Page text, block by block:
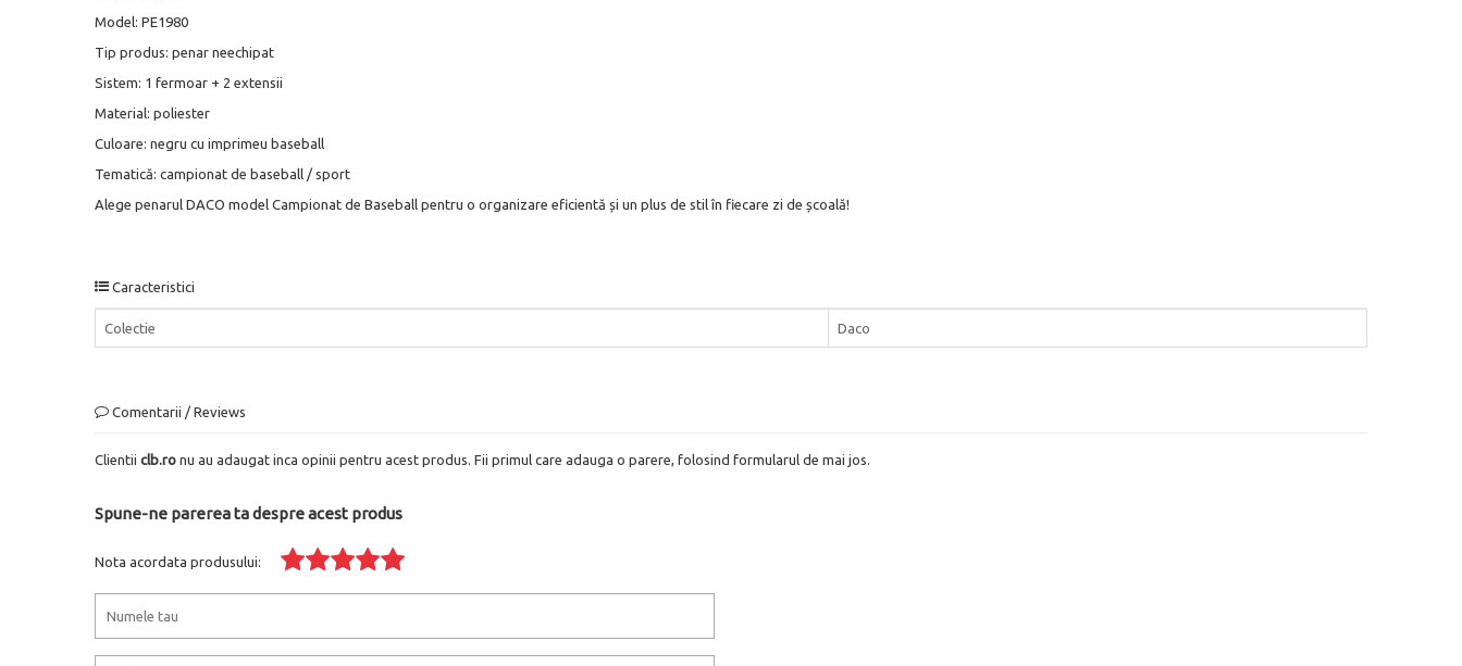
Model: PE1980
Tip produs: penar neechipat
Sistem: 1 fermoar + 2 extensii
Material: poliester
Culoare: negru cu imprimeu baseball
Tematică: campionat de baseball / sport
Alege penarul DACO model Campionat de Baseball pentru o organizare eficientă și un plus de stil în fiecare zi de școală!
Caracteristici
Colectie Daco
Comentarii / Reviews
Clientii clb.ro nu au adaugat inca opinii pentru acest produs. Fii primul care adauga o parere, folosind formularul de mai jos.
Spune-ne parerea ta despre acest produs
Nota acordata produsului: